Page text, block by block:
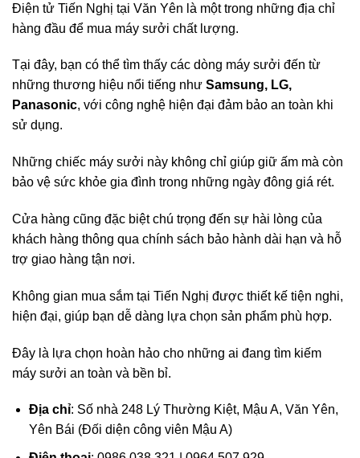
Điện tử Tiến Nghị tại Văn Yên là một trong những địa chỉ
hàng đầu để mua máy sưởi chất lượng.
Tại đây, bạn có thể tìm thấy các dòng máy sưởi đến từ
những thương hiệu nổi tiếng như Samsung, LG,
Panasonic, với công nghệ hiện đại đảm bảo an toàn khi
sử dụng.
Những chiếc máy sưởi này không chỉ giúp giữ ấm mà còn
bảo vệ sức khỏe gia đình trong những ngày đông giá rét.
Cửa hàng cũng đặc biệt chú trọng đến sự hài lòng của
khách hàng thông qua chính sách bảo hành dài hạn và hỗ
trợ giao hàng tận nơi.
Không gian mua sắm tại Tiến Nghị được thiết kế tiện nghi,
hiện đại, giúp bạn dễ dàng lựa chọn sản phẩm phù hợp.
Đây là lựa chọn hoàn hảo cho những ai đang tìm kiếm
máy sưởi an toàn và bền bỉ.
Địa chỉ: Số nhà 248 Lý Thường Kiệt, Mậu A, Văn Yên,
Yên Bái (Đối diện công viên Mậu A)